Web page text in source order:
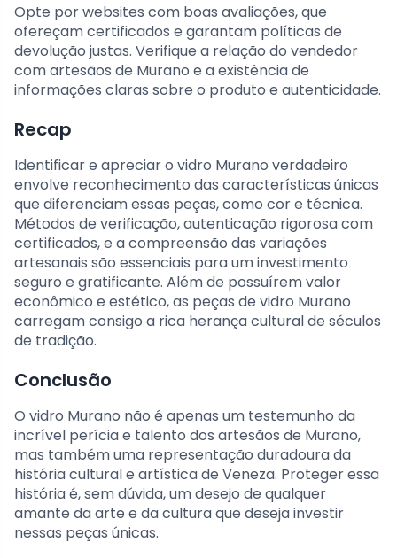
Opte por websites com boas avaliações, que
ofereçam certificados e garantam políticas de
devolução justas. Verifique a relação do vendedor
com artesãos de Murano e a existência de
informações claras sobre o produto e autenticidade.
Recap
Identificar e apreciar o vidro Murano verdadeiro
envolve reconhecimento das características únicas
que diferenciam essas peças, como cor e técnica.
Métodos de verificação, autenticação rigorosa com
certificados, e a compreensão das variações
artesanais são essenciais para um investimento
seguro e gratificante. Além de possuírem valor
econômico e estético, as peças de vidro Murano
carregam consigo a rica herança cultural de séculos
de tradição.
Conclusão
O vidro Murano não é apenas um testemunho da
incrível perícia e talento dos artesãos de Murano,
mas também uma representação duradoura da
história cultural e artística de Veneza. Proteger essa
história é, sem dúvida, um desejo de qualquer
amante da arte e da cultura que deseja investir
nessas peças únicas.